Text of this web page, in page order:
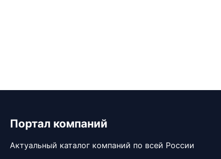
Портал компаний
Актуальный каталог компаний по всей России